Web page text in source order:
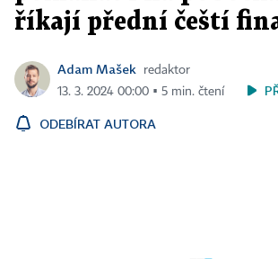
říkají přední čeští
Adam Mašek
redaktor
13. 3. 2024 00:00 ▪ 5 min. čtení
ODEBÍRAT AUTORA